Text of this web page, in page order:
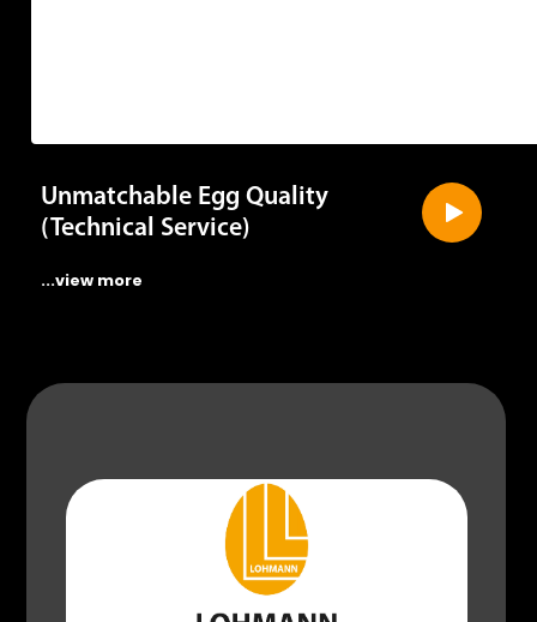
Unmatchable Egg Quality
(Technical Service)
...view more